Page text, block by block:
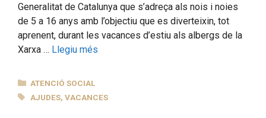
Generalitat de Catalunya que s’adreça als nois i noies
de 5 a 16 anys amb l’objectiu que es diverteixin, tot
aprenent, durant les vacances d’estiu als albergs de la
Xarxa … Llegiu més
CATEGORIES
ATENCIÓ SOCIAL
ETIQUETES
AJUDES,VACANCES